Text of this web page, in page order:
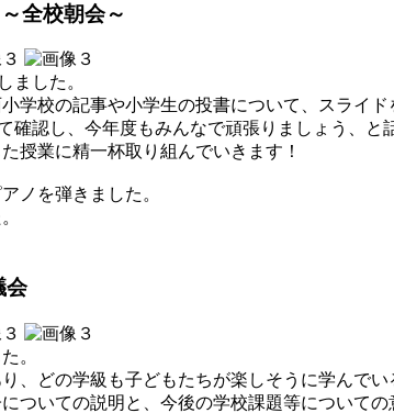
全校朝会～
ました。
学校の記事や小学生の投書について、スライド
認し、今年度もみんなで頑張りましょう、と
授業に精一杯取り組んでいきます！
ノを弾きました。
会
。
、どの学級も子どもたちが楽しそうに学んでい
ついての説明と、今後の学校課題等についての